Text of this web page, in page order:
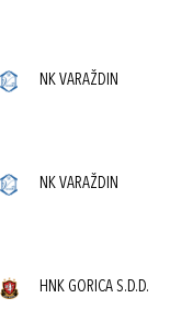
NK VARAŽDIN
NK VARAŽDIN
HNK GORICA S.D.D.